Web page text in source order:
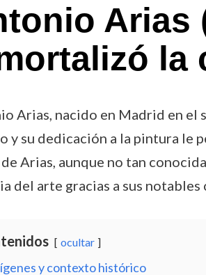
Arias
la
Arias, nacido en Madrid en el
y su dedicación a la pintura le
Arias, aunque no tan
del arte gracias a sus
ocultar
y contexto histórico